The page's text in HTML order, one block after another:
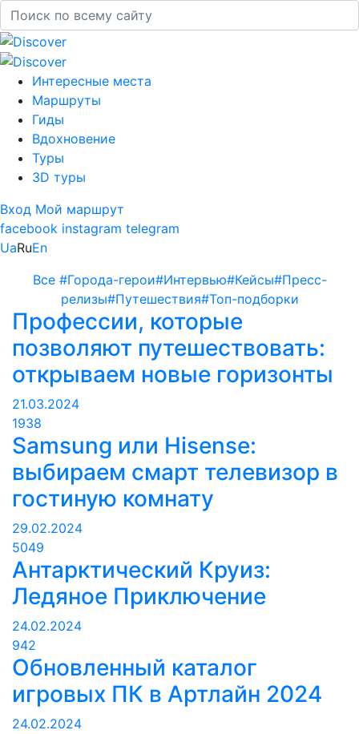
Интересные места
Маршруты
Гиды
Вдохновение
Туры
3D туры
Вход Мой маршрут
facebook instagram telegram
UaRuEn
Все #Города-герои#Интервью#Кейсы#Пресс-
релизы#Путешествия#Топ-подборки
Профессии, которые
позволяют путешествовать:
открываем новые горизонты
21.03.2024
1938
Samsung или Hisense:
выбираем смарт телевизор в
гостиную комнату
29.02.2024
5049
Антарктический Круиз:
Ледяное Приключение
24.02.2024
942
Обновленный каталог
игровых ПК в Артлайн 2024
24.02.2024